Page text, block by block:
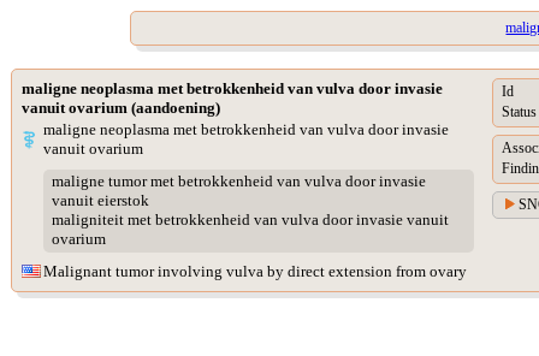
maligne neoplasma met betrokkenheid van vulva door invasie
vanuit ovarium (aandoening)
maligne neoplasma met betrokkenheid van vulva door invasie
vanuit ovarium
maligne tumor met betrokkenheid van vulva door invasie
vanuit eierstok
maligniteit met betrokkenheid van vulva door invasie vanuit
ovarium
Malignant tumor involving vulva by direct extension from ovary
Id
Status